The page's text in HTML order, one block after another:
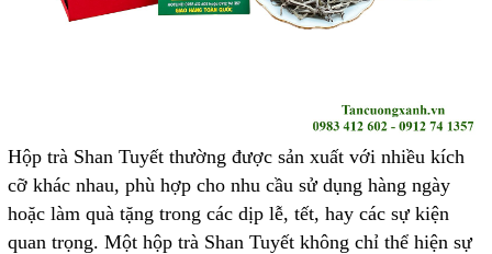
Hộp trà Shan Tuyết thường được sản xuất với nhiều kích
cỡ khác nhau, phù hợp cho nhu cầu sử dụng hàng ngày
hoặc làm quà tặng trong các dịp lễ, tết, hay các sự kiện
quan trọng. Một hộp trà Shan Tuyết không chỉ thể hiện sự